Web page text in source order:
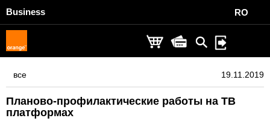
Business RO
все 19.11.2019
Планово-профилактические работы на ТВ
платформах